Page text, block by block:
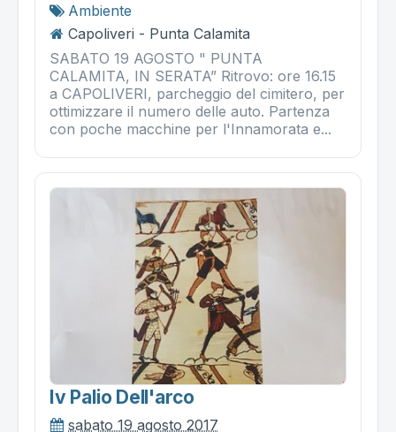
Ambiente
Capoliveri - Punta Calamita
SABATO 19 AGOSTO " PUNTA
CALAMITA, IN SERATA” Ritrovo: ore 16.15
a CAPOLIVERI, parcheggio del cimitero, per
ottimizzare il numero delle auto. Partenza
con poche macchine per l'Innamorata e...
Iv Palio Dell'arco
sabato 19 agosto 2017